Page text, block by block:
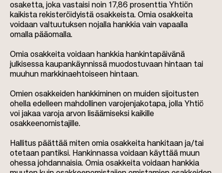
osaketta, joka vastaisi noin 17,86 prosenttia Yhtiön
kaikista rekisteröidyistä osakkeista. Omia osakkeita
voidaan valtuutuksen nojalla hankkia vain vapaalla
omalla pääomalla.
Omia osakkeita voidaan hankkia hankintapäivänä
julkisessa kaupankäynnissä muodostuvaan hintaan tai
muuhun markkinaehtoiseen hintaan.
Omien osakkeiden hankkiminen on muiden sijoitusten
ohella edelleen mahdollinen varojenjakotapa, jolla Yhtiö
voi jakaa varoja arvon lisäämiseksi kaikille
osakkeenomistajille.
Hallitus päättää miten omia osakkeita hankitaan ja/tai
otetaan pantiksi. Hankinnassa voidaan käyttää muun
ohessa johdannaisia. Omia osakkeita voidaan hankkia